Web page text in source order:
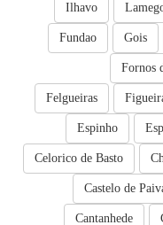
Ilhavo
Gois
Fundao
Fornos
Felgueiras
Espinho
Celorico de Basto
Castelo de
Cantanhede